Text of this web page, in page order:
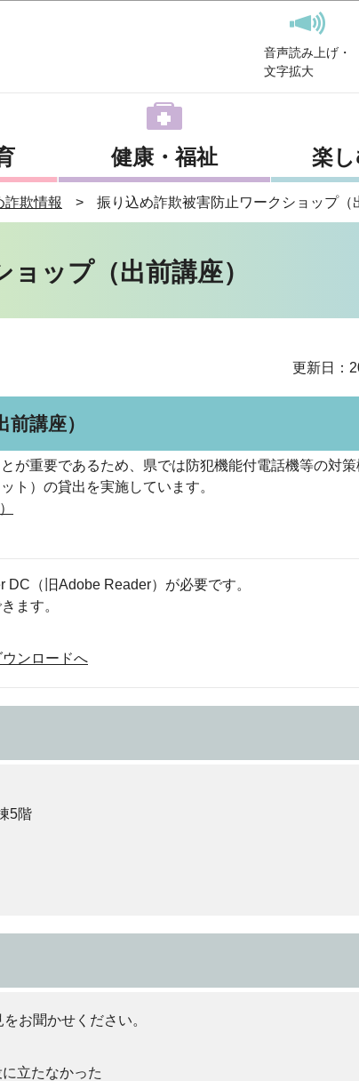
音声読み上げ・
文字拡大
健康・福祉 楽
詐欺情報 振り込め詐欺被害防止ワークショップ（
ップ（出前講座）
更新日：
講座）
が重要であるため、県では防犯機能付電話機等の対策
ト）の貸出を実施しています。
（旧Adobe Reader）が必要です。
ます。
ンロードへ
5階
お聞かせください。
立たなかった